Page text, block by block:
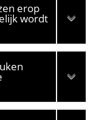
erop
wordt